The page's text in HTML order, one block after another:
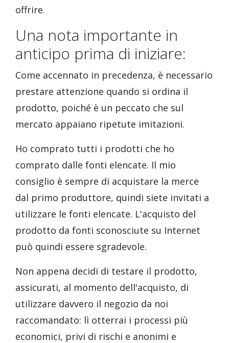
offrire.
Una nota importante in
anticipo prima di iniziare:
Come accennato in precedenza, è necessario
prestare attenzione quando si ordina il
prodotto, poiché è un peccato che sul
mercato appaiano ripetute imitazioni.
Ho comprato tutti i prodotti che ho
comprato dalle fonti elencate. Il mio
consiglio è sempre di acquistare la merce
dal primo produttore, quindi siete invitati a
utilizzare le fonti elencate. L'acquisto del
prodotto da fonti sconosciute su Internet
può quindi essere sgradevole.
Non appena decidi di testare il prodotto,
assicurati, al momento dell'acquisto, di
utilizzare davvero il negozio da noi
raccomandato: lì otterrai i processi più
economici, privi di rischi e anonimi e